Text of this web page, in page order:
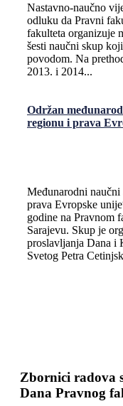
Nastavno-naučno
odluku da Pravni
fakulteta organizuje
šesti naučni skup
povodom. Na
2013. i 2014...
Održan
regionu i prava
Međunarodni
prava Evropske
godine na Pravnom
Sarajevu. Skup je
proslavlјanja Dana i
Svetog Petra
Zbornici radova
Dana Pravnog